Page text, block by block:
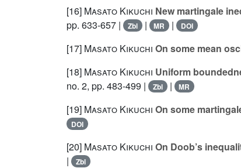
[16] Masato Kikuchi New martingale
pp. 633-657 |
Zbl | MR | DOI
[17] Masato Kikuchi On some mean
[18] Masato Kikuchi Uniform
no. 2, pp. 483-499 |
Zbl | MR
[19] Masato Kikuchi On some
DOI
[20] Masato Kikuchi On Doob’s
| Zbl